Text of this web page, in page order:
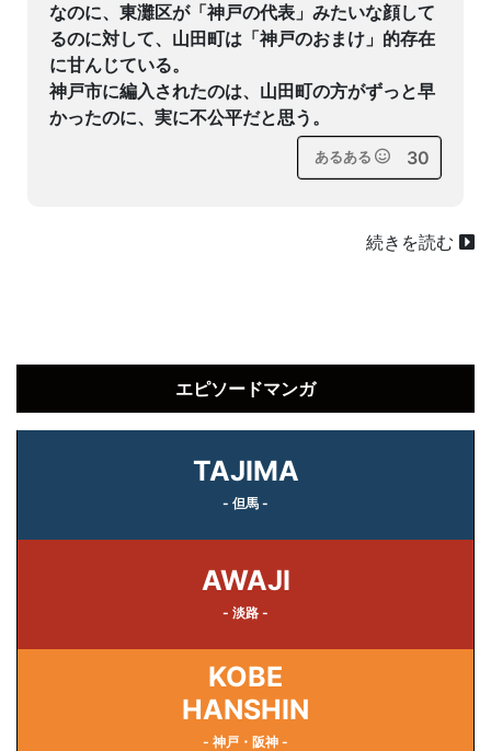
なのに、東灘区が「神戸の代表」みたいな顔して
るのに対して、山田町は「神戸のおまけ」的存在
に甘んじている。
神戸市に編入されたのは、山田町の方がずっと早
かったのに、実に不公平だと思う。
あるある 30
続きを読む
エピソードマンガ
TAJIMA
- 但馬 -
AWAJI
- 淡路 -
KOBE
HANSHIN
- 神戸・阪神 -